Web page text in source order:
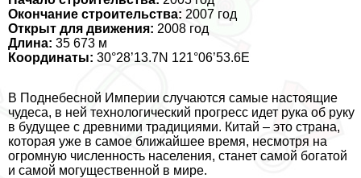
Окончание строительства: 2007 год
Открыт для движения: 2008 год
Длина: 35 673 м
Координаты: 30°28’13.7N 121°06’53.6E
В Поднебесной Империи случаются самые настоящие
чудеса, в ней технологический прогресс идет рука об руку
в будущее с древними традициями. Китай – это страна,
которая уже в самое ближайшее время, несмотря на
огромную численность населения, станет самой богатой
и самой могущественной в мире.